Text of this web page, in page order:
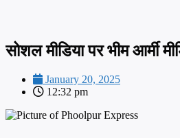
सोशल मीडिया पर भीम आर्मी
January 20, 2025
12:32 pm